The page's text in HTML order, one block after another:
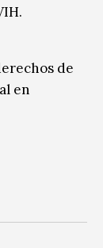
de
en